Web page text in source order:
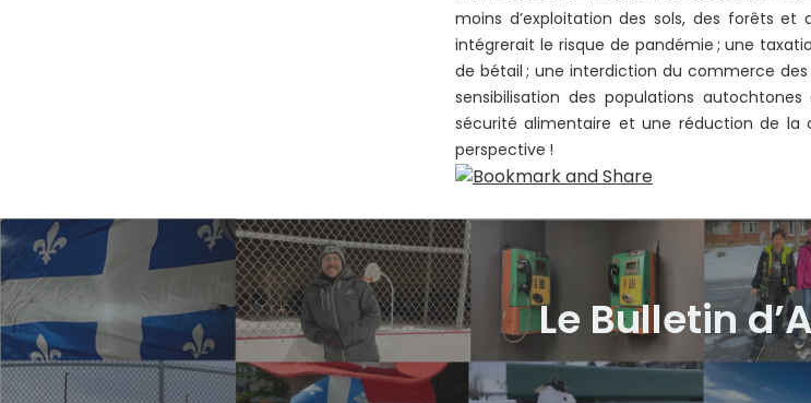
moins d’exploitation des sols, des forêts
intégrerait le risque de pandémie ; une
de bétail ; une interdiction du commerce
sensibilisation des populations
sécurité alimentaire et une réduction de la
perspective !
Le Bulletin